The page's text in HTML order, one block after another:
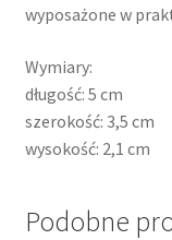
wyposażone w
Wymiary:
długość: 5 cm
szerokość: 3,5 cm
wysokość: 2,1 cm
Podobne